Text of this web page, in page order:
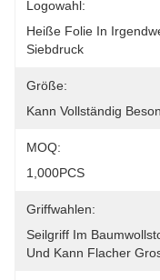
Logowahl:
Heiße Folie In
Siebdruck
Größe:
Kann Vollständig
MOQ:
1,000PCS
Griffwahlen:
Seilgriff Im
Und Kann Flacher